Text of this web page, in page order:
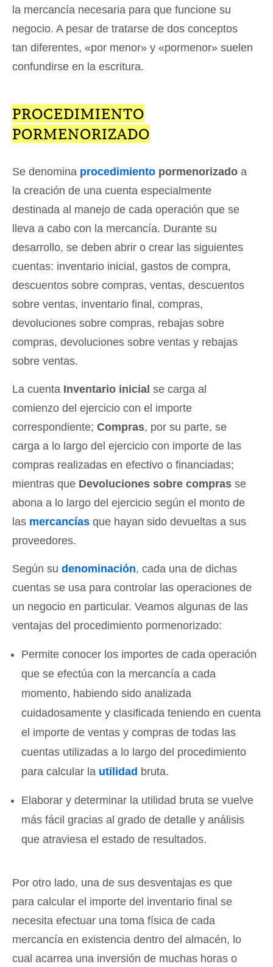
la mercancía necesaria para que funcione su
negocio. A pesar de tratarse de dos conceptos
tan diferentes, «por menor» y «pormenor» suelen
confundirse en la escritura.
PROCEDIMIENTO
PORMENORIZADO
Se denomina procedimiento pormenorizado a
la creación de una cuenta especialmente
destinada al manejo de cada operación que se
lleva a cabo con la mercancía. Durante su
desarrollo, se deben abrir o crear las siguientes
cuentas: inventario inicial, gastos de compra,
descuentos sobre compras, ventas, descuentos
sobre ventas, inventario final, compras,
devoluciones sobre compras, rebajas sobre
compras, devoluciones sobre ventas y rebajas
sobre ventas.
La cuenta Inventario inicial se carga al
comienzo del ejercicio con el importe
correspondiente; Compras, por su parte, se
carga a lo largo del ejercicio con importe de las
compras realizadas en efectivo o financiadas;
mientras que Devoluciones sobre compras se
abona a lo largo del ejercicio según el monto de
las mercancías que hayan sido devueltas a sus
proveedores.
Según su denominación, cada una de dichas
cuentas se usa para controlar las operaciones de
un negocio en particular. Veamos algunas de las
ventajas del procedimiento pormenorizado:
Permite conocer los importes de cada operación
que se efectúa con la mercancía a cada
momento, habiendo sido analizada
cuidadosamente y clasificada teniendo en cuenta
el importe de ventas y compras de todas las
cuentas utilizadas a lo largo del procedimiento
para calcular la utilidad bruta.
Elaborar y determinar la utilidad bruta se vuelve
más fácil gracias al grado de detalle y análisis
que atraviesa el estado de resultados.
Por otro lado, una de sus desventajas es que
para calcular el importe del inventario final se
necesita efectuar una toma física de cada
mercancía en existencia dentro del almacén, lo
cual acarrea una inversión de muchas horas o